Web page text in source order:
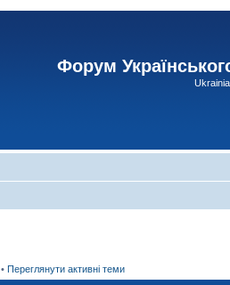
Форум
• Переглянути активні теми